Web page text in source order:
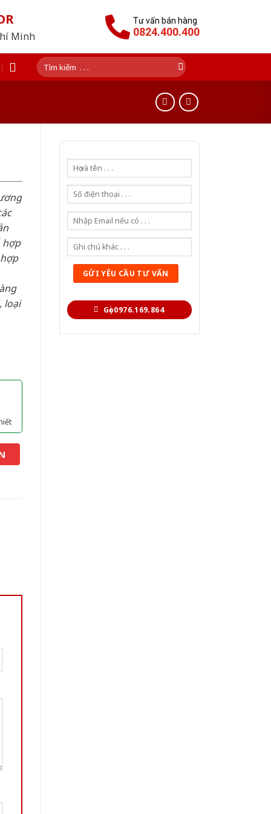
Minh
Tư vấn bán hàng
0824.400.400
Tìm
kiếm:
Gọi 0976.169.864
hợp
loại